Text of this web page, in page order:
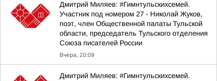
Дмитрий Миляев: #Гимнтульскихсемей.
Участник под номером 27 - Николай Жуков,
поэт, член Общественной палаты Тульской
области, председатель Тульского отделения
Союза писателей России
Вчера, 20:09
Дмитрий Миляев: #Гимнтульскихсемей.